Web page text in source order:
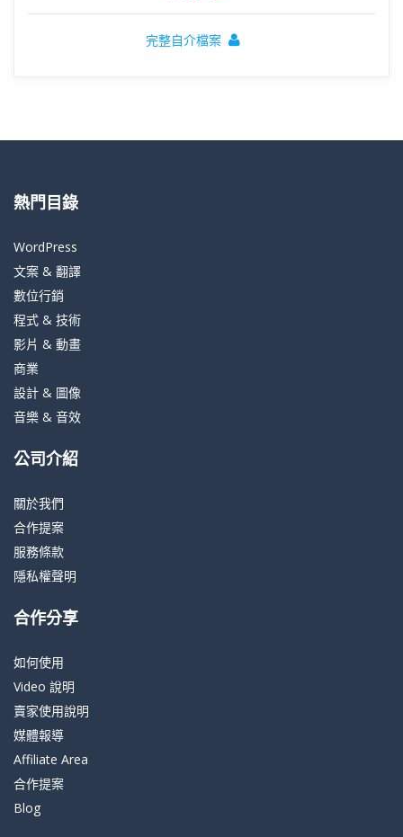
完整自介檔案
熱門目錄
WordPress
文案 & 翻譯
數位行銷
程式 & 技術
影片 & 動畫
商業
設計 & 圖像
音樂 & 音效
公司介紹
關於我們
合作提案
服務條款
隱私權聲明
合作分享
如何使用
Video 說明
賣家使用說明
媒體報導
Affiliate Area
合作提案
Blog